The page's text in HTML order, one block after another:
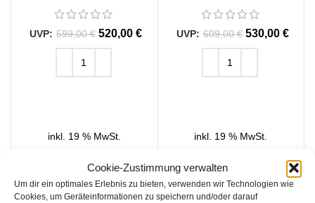
Cookie-Zustimmung verwalten
Um dir ein optimales Erlebnis zu bieten, verwenden wir Technologien wie
Cookies, um Geräteinformationen zu speichern und/oder darauf
599,00€ 520,00€
inkl. 19 % MwSt.
Versandkosten
Lieferzeit:1-3 Werktage
609,00€ 530,00 €
inkl. 19 % MwSt.
zzgl.Versandkosten
Lieferzeit:1-3 Werktage